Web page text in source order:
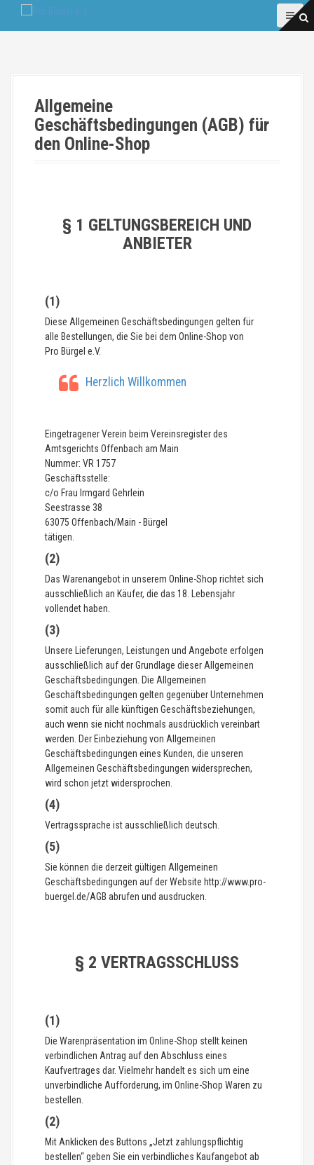
Allgemeine
Geschäftsbedingungen (AGB) für
den Online-Shop
§ 1 GELTUNGSBEREICH UND
ANBIETER
(1)
Diese Allgemeinen Geschäftsbedingungen gelten für
alle Bestellungen, die Sie bei dem Online-Shop von
Pro Bürgel e.V.
Herzlich Willkommen
Eingetragener Verein beim Vereinsregister des
Amtsgerichts Offenbach am Main
Nummer: VR 1757
Geschäftsstelle:
c/o Frau Irmgard Gehrlein
Seestrasse 38
63075 Offenbach/Main - Bürgel
tätigen.
(2)
Das Warenangebot in unserem Online-Shop richtet sich
ausschließlich an Käufer, die das 18. Lebensjahr
vollendet haben.
(3)
Unsere Lieferungen, Leistungen und Angebote erfolgen
ausschließlich auf der Grundlage dieser Allgemeinen
Geschäftsbedingungen. Die Allgemeinen
Geschäftsbedingungen gelten gegenüber Unternehmen
somit auch für alle künftigen Geschäftsbeziehungen,
auch wenn sie nicht nochmals ausdrücklich vereinbart
werden. Der Einbeziehung von Allgemeinen
Geschäftsbedingungen eines Kunden, die unseren
Allgemeinen Geschäftsbedingungen widersprechen,
wird schon jetzt widersprochen.
(4)
Vertragssprache ist ausschließlich deutsch.
(5)
Sie können die derzeit gültigen Allgemeinen
Geschäftsbedingungen auf der Website http://www.pro-
buergel.de/AGB abrufen und ausdrucken.
§ 2 VERTRAGSSCHLUSS
(1)
Die Warenpräsentation im Online-Shop stellt keinen
verbindlichen Antrag auf den Abschluss eines
Kaufvertrages dar. Vielmehr handelt es sich um eine
unverbindliche Aufforderung, im Online-Shop Waren zu
bestellen.
(2)
Mit Anklicken des Buttons „Jetzt zahlungspflichtig
bestellen“ geben Sie ein verbindliches Kaufangebot ab